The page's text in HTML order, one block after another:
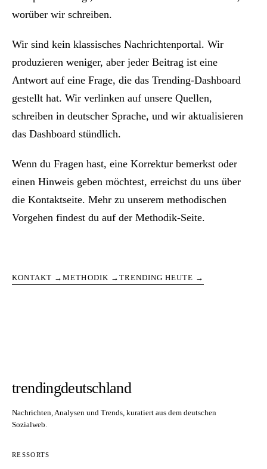
worüber wir schreiben.
Wir sind kein klassisches Nachrichtenportal. Wir
produzieren weniger, aber jeder Beitrag ist eine
Antwort auf eine Frage, die das Trending-Dashboard
gestellt hat. Wir verlinken auf unsere Quellen,
schreiben in deutscher Sprache, und wir aktualisieren
das Dashboard stündlich.
Wenn du Fragen hast, eine Korrektur bemerkst oder
einen Hinweis geben möchtest, erreichst du uns über
die Kontaktseite. Mehr zu unserem methodischen
Vorgehen findest du auf der Methodik-Seite.
KONTAKT →METHODIK → TRENDING HEUTE →
trendingdeutschland
Nachrichten, Analysen und Trends, kuratiert aus dem deutschen
Sozialweb.
RESSORTS